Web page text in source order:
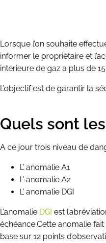
Lorsque l’on souhaite
informer le propriétaire et
intérieure de gaz a plus de
L’objectif est de garantir la
Quels sont
A ce jour trois niveau de
L’ anomalie A1
L’ anomalie A2
L’ anomalie DGI
L’anomalie DGI est
échéance.Cette anomalie
base sur 12 points